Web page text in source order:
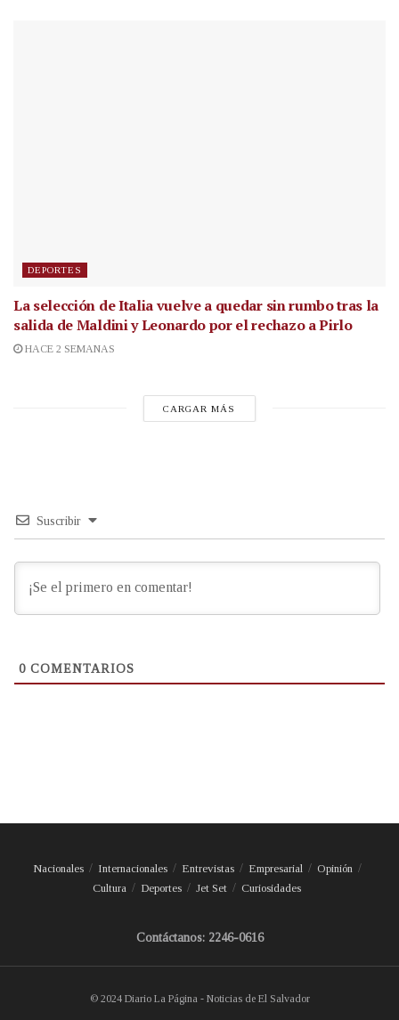
DEPORTES
La selección de Italia vuelve a quedar sin rumbo tras la
salida de Maldini y Leonardo por el rechazo a Pirlo
HACE 2 SEMANAS
CARGAR MÁS
Suscribir
0 COMENTARIOS
Nacionales Internacionales Entrevistas Empresarial
Opinión
Cultura
Deportes Jet Set Curiosidades
Contáctanos: 2246-0616
© 2024 Diario La Página - Noticias de El Salvador